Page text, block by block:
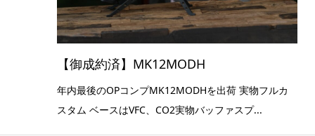
【御成約済】MK12MODH
年内最後のOPコンプMK12MODHを出荷 実物フルカ
スタム ベースはVFC、CO2実物バッファスプ...